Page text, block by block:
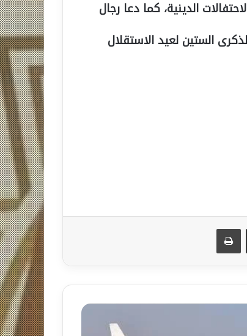
الدينية، كما دعا رجال
الستين لعيد الاستقلال
مشاركة عبر البريد طباعة